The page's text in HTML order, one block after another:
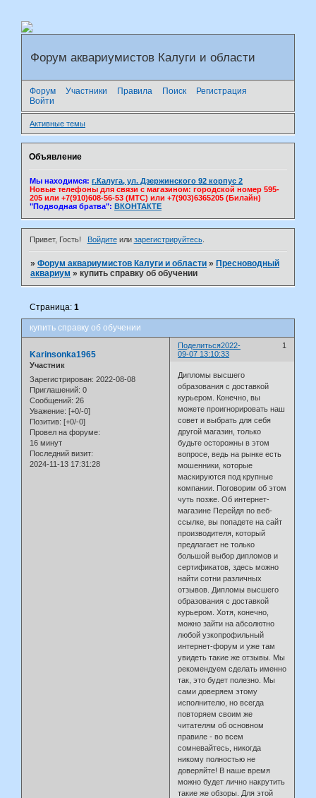
Форум аквариумистов Калуги и области
Форум Участники Правила Поиск
Регистрация
Войти
Активные темы
Объявление
Мы находимся: г.Калуга, ул. Дзержинского 92 корпус 2
Новые телефоны для связи с магазином: городской номер 595-
205 или +7(910)608-56-53 (МТС) или +7(903)6365205 (Билайн)
"Подводная братва": ВКОНТАКТЕ
Привет, Гость! Войдитеили зарегистрируйтесь.
»Форум аквариумистов Калуги и области » Пресноводный
аквариум »купить справку об обучении
купить справку об обучении
Страница:1
Поделиться 1
2022-
09-07 13:10:33
Karinsonka1965
Участник
Зарегистрирован: 2022-08-08
Приглашений: 0
Сообщений: 26
Уважение: [+0/-0]
Позитив: [+0/-0]
Провел на форуме:
16 минут
Последний визит:
2024-11-13 17:31:28
Дипломы высшего
образования с доставкой
курьером. Конечно, вы
можете проигнорировать наш
совет и выбрать для себя
другой магазин, только
будьте осторожны в этом
вопросе, ведь на рынке есть
мошенники, которые
маскируются под крупные
компании. Поговорим об этом
чуть позже. Об интернет-
магазине Перейдя по веб-
ссылке, вы попадете на сайт
производителя, который
предлагает не только
большой выбор дипломов и
сертификатов, здесь можно
найти сотни различных
отзывов. Дипломы высшего
образования с доставкой
курьером. Хотя, конечно,
можно зайти на абсолютно
любой узкопрофильный
интернет-форум и уже там
увидеть такие же отзывы. Мы
рекомендуем сделать именно
так, это будет полезно. Мы
сами доверяем этому
исполнителю, но всегда
повторяем своим же
читателям об основном
правиле - во всем
сомневайтесь, никогда
никому полностью не
доверяйте! В наше время
можно будет лично накрутить
такие же обзоры. Для этой